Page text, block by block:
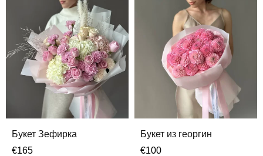
Букет Зефирка
€165
Букет из георгин
€100